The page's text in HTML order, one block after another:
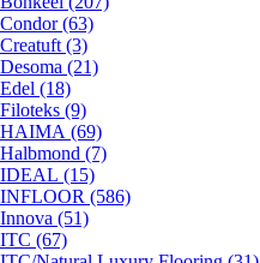
Condor (63)
Creatuft (3)
Desoma (21)
Edel (18)
Filoteks (9)
HAIMA (69)
Halbmond (7)
IDEAL (15)
INFLOOR (586)
Innova (51)
ITC (67)